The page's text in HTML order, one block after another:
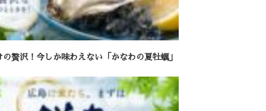
の贅沢！今しか味わえない「かなわの夏牡蠣」